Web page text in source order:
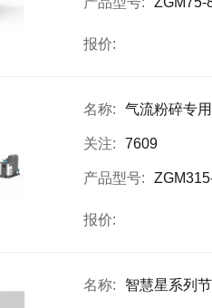
报价:
名称: 气流粉碎专
关注: 7609
产品型号: ZGM315-
报价:
名称: 智慧星系列